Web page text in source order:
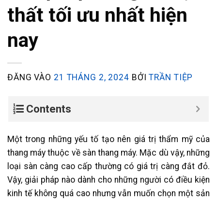
thất tối ưu nhất hiện
nay
ĐĂNG VÀO 21 THÁNG 2, 2024 BỞITRẦN TIỆP
Contents
Một trong những yếu tố tạo nên giá trị thẩm mỹ của
thang máy thuộc về sàn thang máy. Mặc dù vậy, những
loại sàn càng cao cấp thường có giá trị càng đắt đỏ.
Vậy, giải pháp nào dành cho những người có điều kiện
kinh tế không quá cao nhưng vẫn muốn chọn một sản